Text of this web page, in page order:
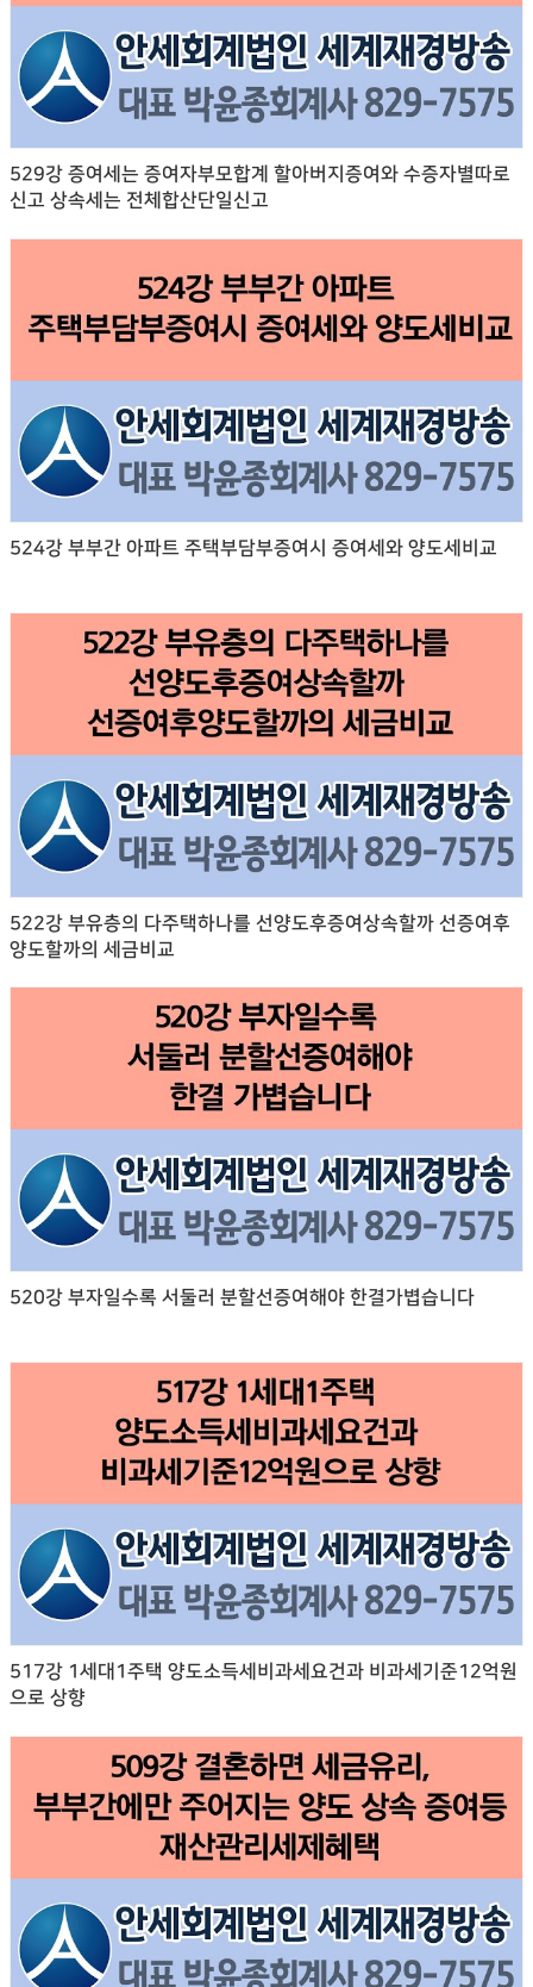
529강 증여세는 증여자부모합계 할아버지증여와 수증자별따로
신고 상속세는 전체합산단일신고
524강 부부간 아파트 주택부담부증여시 증여세와 양도세비교
522강 부유층의 다주택하나를 선양도후증여상속할까 선증여후
양도할까의 세금비교
520강 부자일수록 서둘러 분할선증여해야 한결가볍습니다
517강 1세대1주택 양도소득세비과세요건과 비과세기준12억원
으로 상향